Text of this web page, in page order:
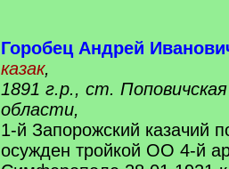
Горобец Андрей
казак,
1891 г.р., ст.
области,
1-й Запорожский казачий
осужден тройкой ОО 4-й